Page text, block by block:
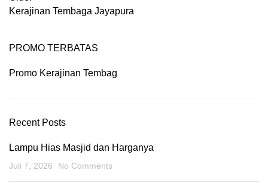
Kerajinan Tembaga Jayapura
PROMO TERBATAS
Promo Kerajinan Tembag
Recent Posts
Lampu Hias Masjid dan Harganya
Juli 7, 2026 No Comments